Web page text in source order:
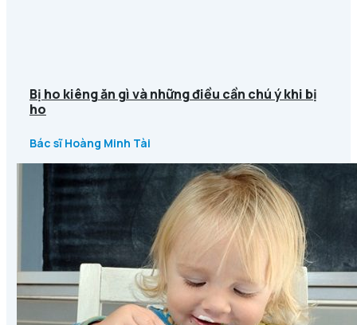
Bị ho kiêng ăn gì và những điều cần chú ý khi bị
ho
Bác sĩ Hoàng Minh Tài